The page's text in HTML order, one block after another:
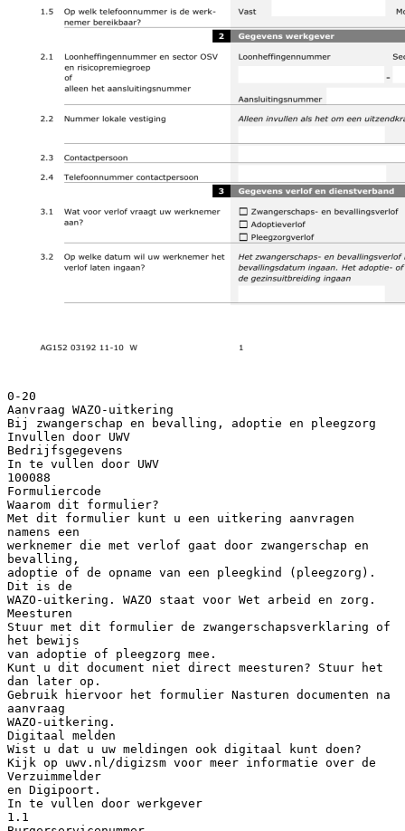
0-20
Aanvraag WAZO-uitkering
Bij zwangerschap en bevalling, adoptie en pleegzorg
Invullen door UWV
Bedrijfsgegevens
In te vullen door UWV
100088
Formuliercode
Waarom dit formulier?
Met dit formulier kunt u een uitkering aanvragen
namens een
werknemer die met verlof gaat door zwangerschap en
bevalling,
adoptie of de opname van een pleegkind (pleegzorg).
Dit is de
WAZO-uitkering. WAZO staat voor Wet arbeid en zorg.
Meesturen
Stuur met dit formulier de zwangerschapsverklaring of
het bewijs
van adoptie of pleegzorg mee.
Kunt u dit document niet direct meesturen? Stuur het
dan later op.
Gebruik hiervoor het formulier Nasturen documenten na
aanvraag
WAZO-uitkering.
Digitaal melden
Wist u dat u uw meldingen ook digitaal kunt doen?
Kijk op uwv.nl/digizsm voor meer informatie over de
Verzuimmelder
en Digipoort.
In te vullen door werkgever
1.1